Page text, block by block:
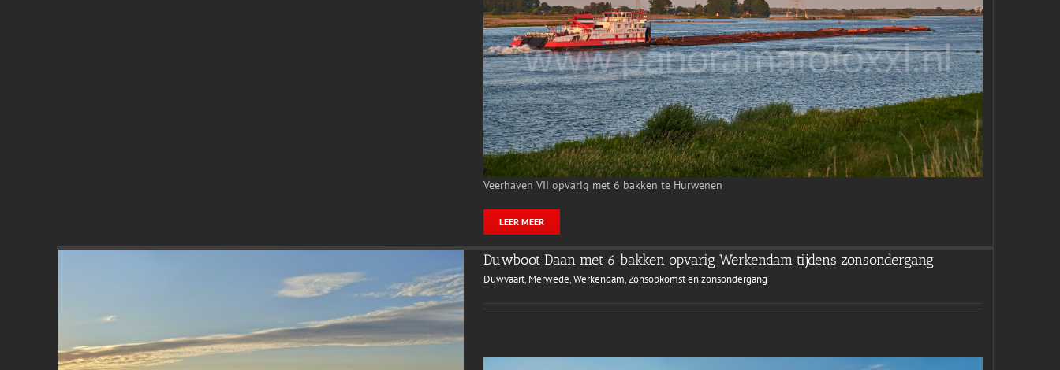
Veerhaven VII opvarig met 6 bakken te Hurwenen
LEER MEER
Duwboot Daan met 6 bakken opvarig Werkendam tijdens zonsondergang
Duwvaart, Merwede,Werkendam,Zonsopkomst en zonsondergang